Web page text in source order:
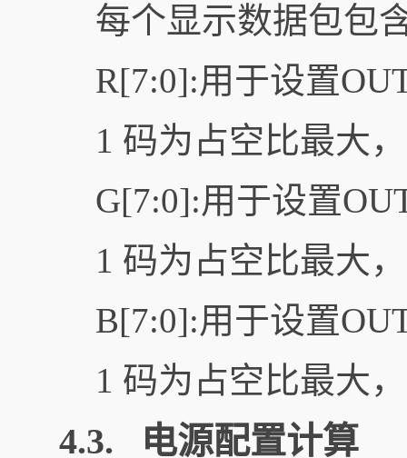
每个显示数据包包
R[7:0]:用于设置
1 码为占空比最大
G[7:0]:用于设置
1 码为占空比最大
B[7:0]:用于设置
1 码为占空比最大
4.3. 电源配置计算